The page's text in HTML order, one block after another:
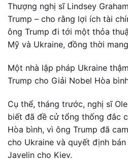
Thượng nghị sĩ Lindsey
Trump – cho rằng lợi ích tài
ông Trump đi tới một thỏa
Mỹ và Ukraine, đồng thời
Một nhà lập pháp Ukraine
Trump cho Giải Nobel Hòa
Cụ thể, tháng trước, nghị sĩ
biết đã đề cử tổng thống đắc
Hòa bình, vì ông Trump đã
cho Ukraine và quyết định
Javelin cho Kiev.